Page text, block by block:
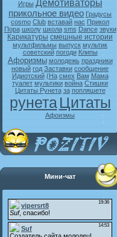
Игры Демотиваторы
прикольное видео Градусы
cosmo Club вставай нас Прикол
Пора школу школа sms Dance звуки
Карикатуры смешные истории
мультфильмы выпуск мультик
советский погоди Клипы
Афоризмы молодежь праздники
новый год Заставки сообщение
Идиотский (На смех Вам Мама
туалет мультики война Стишки
Цитаты Рунета за попляшете
рунетаЦитаты
Афоизмы
Мини-чат